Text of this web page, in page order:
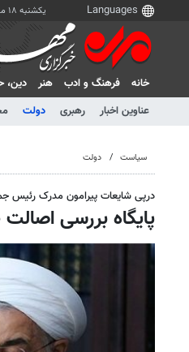
یکشنبه ۱۸ مرداد ۱۴۰۵
خانه فرهنگ و ادب هنر دين،
عناوین اخبار
رهبری دولت
سیاست دولت
درپی شایعات پیرامون مدرک رئیس
پایگاه بررسی اصالت